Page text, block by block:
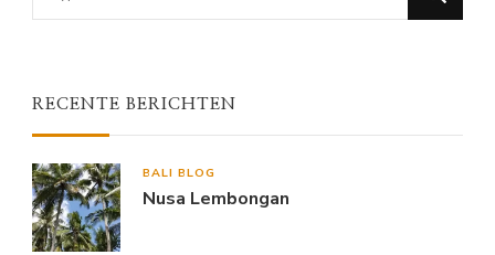
for
RECENTE BERICHTEN
BALI BLOG
Nusa Lembongan